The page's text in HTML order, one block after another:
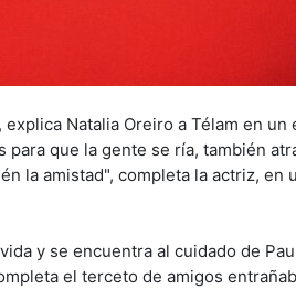
Natalia Oreiro a Télam en un
que la gente se ría, también
la amistad", completa la actriz, en
y se encuentra al cuidado de
el terceto de amigos